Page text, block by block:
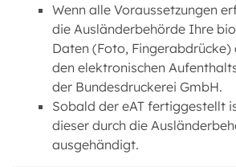
Wenn alle Voraussetzungen
die Ausländerbehörde Ihre
Daten (Foto,
den elektronischen
der Bundesdruckerei GmbH.
Sobald der eAT fertiggestellt
dieser durch die
ausgehändigt.